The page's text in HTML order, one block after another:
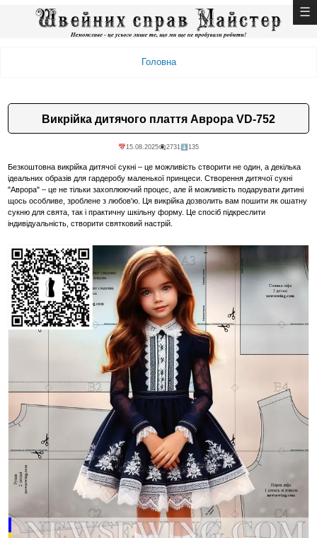
Головна
Викрійка дитячого плаття Аврора VD-752
📅15.08.2025👁️‍🗨️2731 ⬇️135
Безкоштовна викрійка дитячої сукні – це можливість створити не один, а декілька
ідеальних образів для гардеробу маленької принцеси. Створення дитячої сукні
"Аврора" – це не тільки захоплюючий процес, але й можливість подарувати дитині
щось особливе, зроблене з любов'ю. Ця викрійка дозволить вам пошити як ошатну
сукню для свята, так і практичну шкільну форму. Це спосіб підкреслити
індивідуальність, створити святковий настрій.